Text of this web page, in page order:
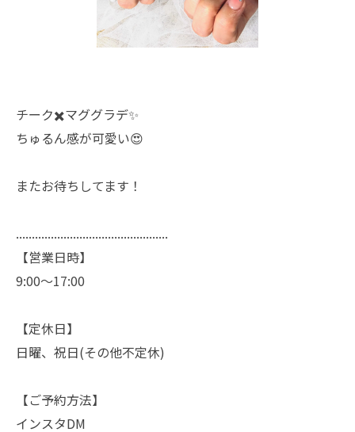
チーク✖️マググラデ✨
ちゅるん感が可愛い😍
またお待ちしてます！
................................................
【営業日時】
9:00〜17:00
【定休日】
日曜、祝日(その他不定休)
【ご予約方法】
インスタDM